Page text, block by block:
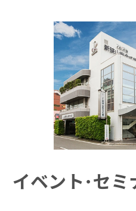
イベント･セミ